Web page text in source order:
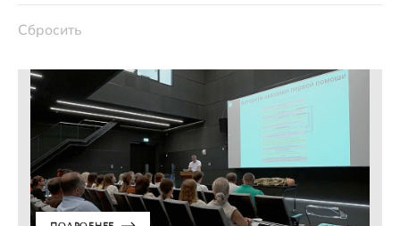
Сбросить